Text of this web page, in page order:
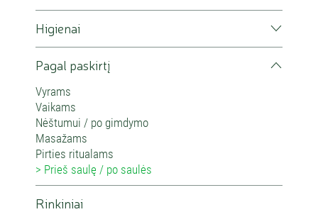
Higienai
Pagal paskirtį
Vyrams
Vaikams
Nėštumui / po gimdymo
Masažams
Pirties ritualams
Prieš saulę / po saulės
Rinkiniai